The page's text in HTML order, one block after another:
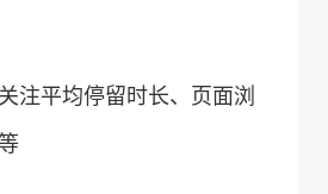
注平均停留时长、页面浏